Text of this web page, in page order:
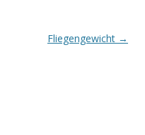
Fliegengewicht →